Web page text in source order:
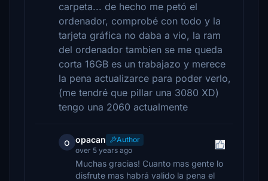
carpeta... de hecho me petó el
ordenador, comprobé con todo y la
tarjeta gráfica no daba a vio, la ram
del ordenador tambien se me queda
corta 16GB es un trabajazo y merece
la pena actualizarce para poder verlo,
(me tendré que pillar una 3080 XD)
tengo una 2060 actualmente
o opacan
Author
over 5 years ago
Muchas gracias! Cuanto mas gente lo
disfrute mas habrá valido la pena el